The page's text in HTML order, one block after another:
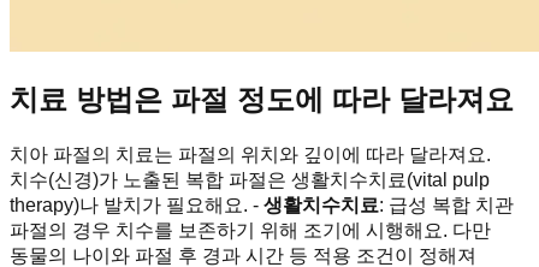
치료 방법은 파절 정도에 따라 달라져요
치아 파절의 치료는 파절의 위치와 깊이에 따라 달라져요.
치수(신경)가 노출된 복합 파절은 생활치수치료(vital pulp
therapy)나 발치가 필요해요. - 생활치수치료: 급성 복합 치관
파절의 경우 치수를 보존하기 위해 조기에 시행해요. 다만
동물의 나이와 파절 후 경과 시간 등 적용 조건이 정해져